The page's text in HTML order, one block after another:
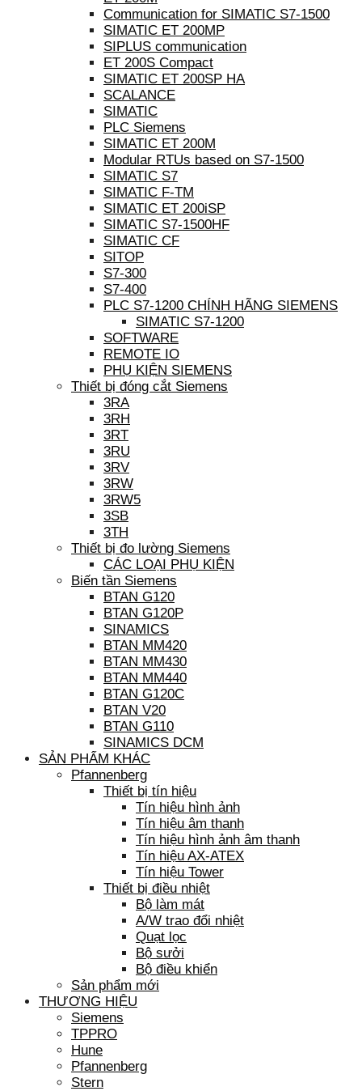
Communication for SIMATIC S7-1500
SIMATIC ET 200MP
SIPLUS communication
ET 200S Compact
SIMATIC ET 200SP HA
SCALANCE
SIMATIC
PLC Siemens
SIMATIC ET 200M
Modular RTUs based on S7-1500
SIMATIC S7
SIMATIC F-TM
SIMATIC ET 200iSP
SIMATIC S7-1500HF
SIMATIC CF
SITOP
S7-300
S7-400
PLC S7-1200 CHÍNH HÃNG SIEMENS
SIMATIC S7-1200
SOFTWARE
REMOTE IO
PHỤ KIỆN SIEMENS
Thiết bị đóng cắt Siemens
3RA
3RH
3RT
3RU
3RV
3RW
3RW5
3SB
3TH
Thiết bị đo lường Siemens
CÁC LOẠI PHỤ KIỆN
Biến tần Siemens
BTAN G120
BTAN G120P
SINAMICS
BTAN MM420
BTAN MM430
BTAN MM440
BTAN G120C
BTAN V20
BTAN G110
SINAMICS DCM
SẢN PHẨM KHÁC
Pfannenberg
Thiết bị tín hiệu
Tín hiệu hình ảnh
Tín hiệu âm thanh
Tín hiệu hình ảnh âm thanh
Tín hiệu AX-ATEX
Tín hiệu Tower
Thiết bị điều nhiệt
Bộ làm mát
A/W trao đổi nhiệt
Quạt lọc
Bộ sưởi
Bộ điều khiển
Sản phẩm mới
THƯƠNG HIỆU
Siemens
TPPRO
Hune
Pfannenberg
Stern